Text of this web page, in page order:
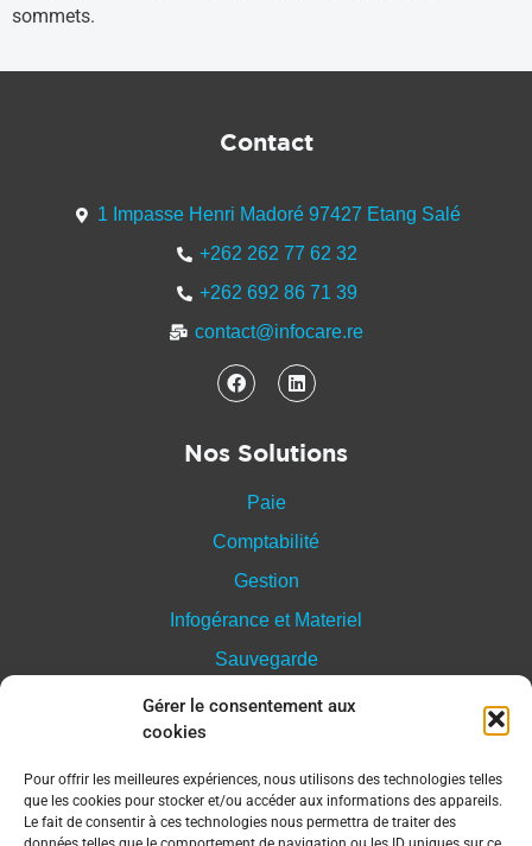
Gérer le consentement aux
cookies
Pour offrir les meilleures expériences, nous utilisons des technologies telles
que les cookies pour stocker et/ou accéder aux informations des appareils.
Le fait de consentir à ces technologies nous permettra de traiter des
sommets.
Contact
1 Impasse Henri Madoré 97427 Etang Salé
+262 262 77 62 32
+262 692 86 71 39
contact@infocare.re
Nos Solutions
Paie
Comptabilité
Gestion
Infogérance et Materiel
Sauvegarde
Formation
À Propos
Mentions légales